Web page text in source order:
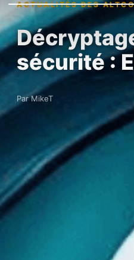
ACTUALITÉS DES
sécurité :
Par MikeT